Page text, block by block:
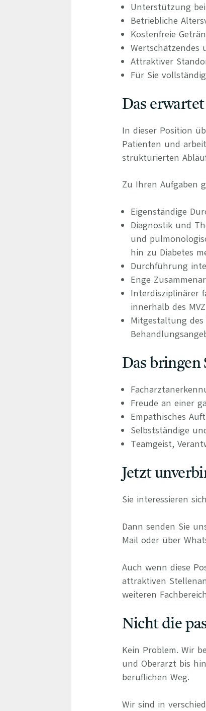
Unterstützung
Betriebliche
Kostenfreie
Wertschätzendes
Attraktiver
Für Sie
Das
In dieser Position
Patienten und
strukturierten
Zu Ihren Aufgaben
Eigenständige
Diagnostik und
und
hin zu Diabetes
Durchführung
Enge
Interdisziplinärer
innerhalb des MVZ
Mitgestaltung
Das bringen
Freude an einer
Empathisches
Selbstständige
Teamgeist,
Jetzt
Sie interessieren
Dann senden Sie
Mail oder über
Auch wenn diese
attraktiven
weiteren
Nicht die
Kein Problem. Wir
und Oberarzt bis
beruflichen Weg.
Wir sind in